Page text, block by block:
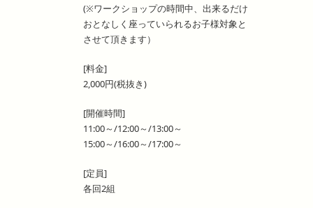
(※ワークショップの時間中、出来るだけ
おとなしく座っていられるお子様対象と
させて頂きます）
[料金]
2,000円(税抜き)
[開催時間]
11:00～/12:00～/13:00～
15:00～/16:00～/17:00～
[定員]
各回2組